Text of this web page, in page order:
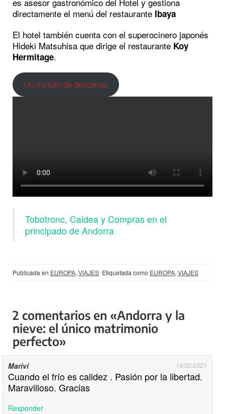
directamente el menú del restaurante Ibaya
El hotel también cuenta con el superocinero japonés
Hideki Matsuhisa que dirige el restaurante Koy
Hermitage.
Un minuto de descenso
Tobotronc, Caldea y Compras en el
principado de Andorra
Publicada en EUROPA, VIAJES Etiquetada como EUROPA, VIAJES
2 comentarios en «Andorra y la
nieve: el único matrimonio
perfecto»
Mariví 14/02/2021
Cuando el frío es calidez . Pasión por la libertad.
Maravilloso. Gracias
Responder